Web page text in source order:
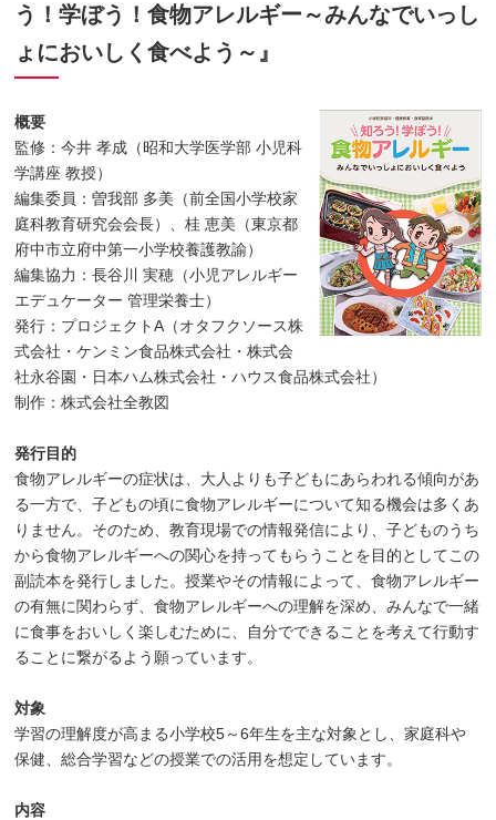
う！学ぼう！食物アレルギー～みんなでいっし
ょにおいしく食べよう～』
概要
監修：今井 孝成（昭和大学医学部 小児科
学講座 教授）
編集委員：曽我部 多美（前全国小学校家
庭科教育研究会会長）、桂 恵美（東京都
府中市立府中第一小学校養護教諭）
編集協力：長谷川 実穂（小児アレルギー
エデュケーター 管理栄養士）
発行：プロジェクトA（オタフクソース株
式会社・ケンミン食品株式会社・株式会
社永谷園・日本ハム株式会社・ハウス食品株式会社）
制作：株式会社全教図
発行目的
食物アレルギーの症状は、大人よりも子どもにあらわれる傾向があ
る一方で、子どもの頃に食物アレルギーについて知る機会は多くあ
りません。そのため、教育現場での情報発信により、子どものうち
から食物アレルギーへの関心を持ってもらうことを目的としてこの
副読本を発行しました。授業やその情報によって、食物アレルギー
の有無に関わらず、食物アレルギーへの理解を深め、みんなで一緒
に食事をおいしく楽しむために、自分でできることを考えて行動す
ることに繋がるよう願っています。
対象
学習の理解度が高まる小学校5～6年生を主な対象とし、家庭科や
保健、総合学習などの授業での活用を想定しています。
内容